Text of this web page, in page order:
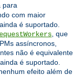
para
com maior
é suportado.
, que
assíncronos,
não é equivalente
é suportado.
efeito além de